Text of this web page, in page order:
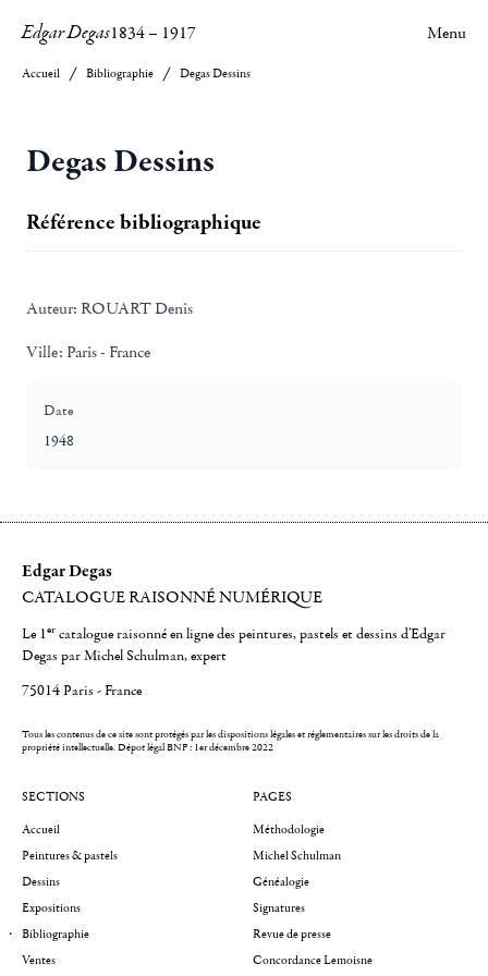
Edgar Degas1834– 1917 Menu
Accueil Bibliographie Degas Dessins
Degas Dessins
Référence bibliographique
Auteur: ROUART Denis
Ville: Paris - France
Date
1948
Edgar Degas
CATALOGUE RAISONNÉ NUMÉRIQUE
Le 1er catalogue raisonné en ligne des peintures, pastels et dessins d'Edgar
Degas par Michel Schulman, expert
75014 Paris - France
Tous les contenus de ce site sont protégés par les dispositions légales et réglementaires sur les droits de la
propriété intellectuelle.Dépot légal BNF : 1er décembre 2022
SECTIONS
Accueil
Peintures & pastels
Dessins
Expositions
Bibliographie
Ventes
PAGES
Méthodologie
Michel Schulman
Généalogie
Signatures
Revue de presse
Concordance Lemoisne